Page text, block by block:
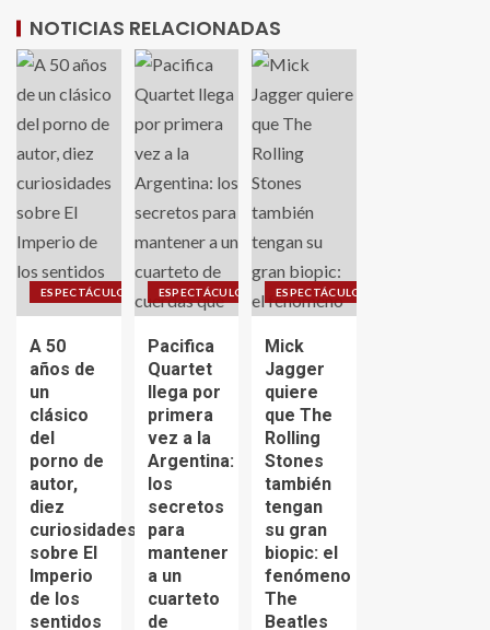
NOTICIAS RELACIONADAS
ESPECTÁCULO
A 50
años de
un
clásico
del
porno de
autor,
diez
curiosidades
sobre El
Imperio
de los
sentidos
ESPECTÁCULO
Pacifica
Quartet
llega por
primera
vez a la
Argentina:
los
secretos
para
mantener
a un
cuarteto
de
ESPECTÁCULO
Mick
Jagger
quiere
que The
Rolling
Stones
también
tengan
su gran
biopic: el
fenómeno
The
Beatles